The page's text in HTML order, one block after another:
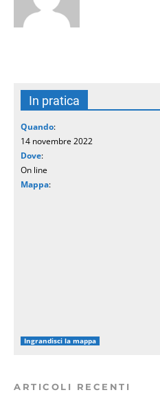
In pratica
Quando:
14 novembre 2022
Dove:
On line
Mappa:
Ingrandisci la mappa
ARTICOLI RECENTI